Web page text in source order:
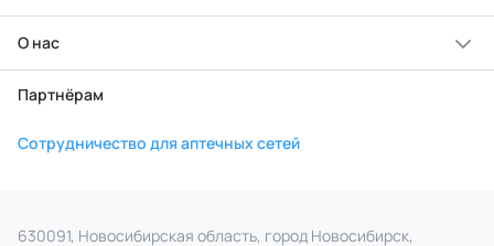
О нас
Партнёрам
Сотрудничество для аптечных сетей
630091, Новосибирская область, город Новосибирск,